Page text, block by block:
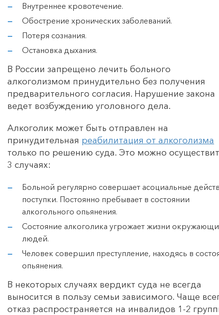
Внутреннее кровотечение.
Обострение хронических заболеваний.
Потеря сознания.
Остановка дыхания.
В России запрещено лечить больного
алкоголизмом принудительно без получения
предварительного согласия. Нарушение закона
ведет возбуждению уголовного дела.
Алкоголик может быть отправлен на
принудительная реабилитация от алкоголизма
только по решению суда. Это можно
3 случаях:
Больной регулярно совершает асоциальные
поступки. Постоянно пребывает в состоянии
алкогольного опьянения.
Состояние алкоголика угрожает жизни
людей.
Человек совершил преступление, находясь в
опьянения.
В некоторых случаях вердикт суда не всегда
выносится в пользу семьи зависимого. Чаще
отказ распространяется на инвалидов 1-2